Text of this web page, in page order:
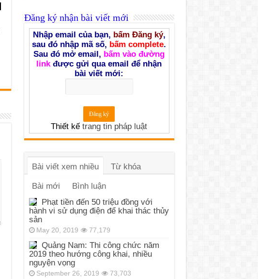
Đăng ký nhận bài viết mới
Nhập email của bạn, bấm Đăng ký,
sau đó nhập mã số, bấm complete.
Sau đó mở email, bấm vào đường
link được gửi qua email để nhận
bài viết mới:
Thiết kế trang tin pháp luật
Bài viết xem nhiều Từ khóa
Bài mới
Bình luận
Phạt tiền đến 50 triệu đồng với
hành vi sử dụng điện để khai thác thủy
sản
May 20, 2019 77,179
Quảng Nam: Thi công chức năm
2019 theo hướng công khai, nhiều
nguyện vọng
September 26, 2019 73,703